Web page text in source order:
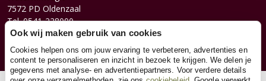
7572 PD Oldenzaal
Tel. 0541-228000
Facebook
Instagram
Ook wij maken gebruik van cookies
Cookies helpen ons om jouw ervaring te verbeteren, advertenties en
content te personaliseren en inzicht in bezoek te krijgen. We delen je
gegevens met analyse- en advertentiepartners. Voor verdere details